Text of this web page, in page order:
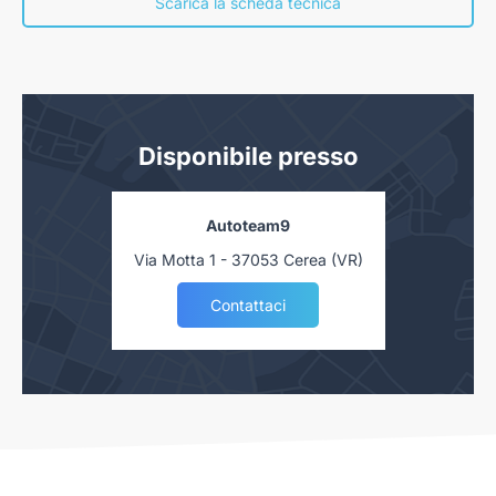
Disponibile presso
Autoteam9
Via Motta 1 - 37053 Cerea (VR)
Contattaci